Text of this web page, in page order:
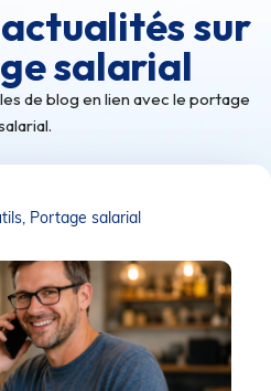
sur
salarial
de blog en lien avec le portage
, Portage salarial